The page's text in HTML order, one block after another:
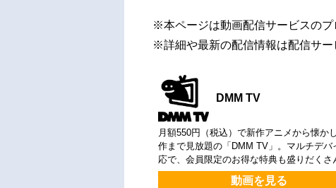
※本ページは動画配信サービスのプ
※詳細や最新の配信情報は配信サー
DMM TV
月額550円（税込）で新作アニメから懐か
作まで見放題の「DMM TV」。マルチデバ
応で、会員限定のお得な特典も盛りだくさ
動画を見る